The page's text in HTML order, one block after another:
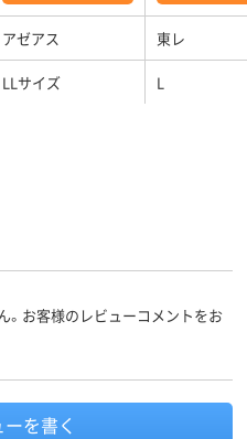
アゼアス 東レ
LLサイズ L
。お客様のレビューコメントをお
を書く